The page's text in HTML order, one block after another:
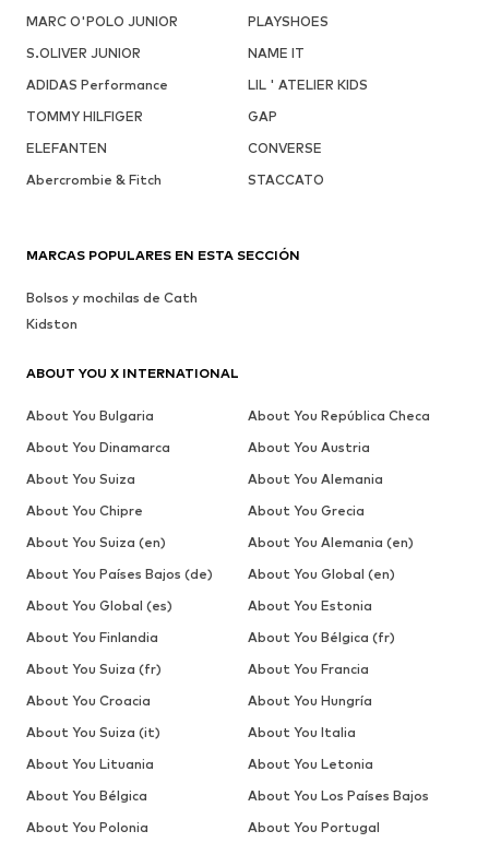
MARC O'POLO JUNIOR
PLAYSHOES
S.OLIVER JUNIOR
NAME IT
ADIDAS Performance
LIL ' ATELIER KIDS
TOMMY HILFIGER
GAP
ELEFANTEN
CONVERSE
Abercrombie & Fitch
STACCATO
MARCAS POPULARES EN ESTA SECCIÓN
Bolsos y mochilas de Cath
Kidston
ABOUT YOU X INTERNATIONAL
About You Bulgaria
About You República Checa
About You Dinamarca
About You Austria
About You Suiza
About You Alemania
About You Chipre
About You Grecia
About You Suiza (en)
About You Alemania (en)
About You Países Bajos (de)
About You Global (en)
About You Global (es)
About You Estonia
About You Finlandia
About You Bélgica (fr)
About You Suiza (fr)
About You Francia
About You Croacia
About You Hungría
About You Suiza (it)
About You Italia
About You Lituania
About You Letonia
About You Bélgica
About You Los Países Bajos
About You Polonia
About You Portugal